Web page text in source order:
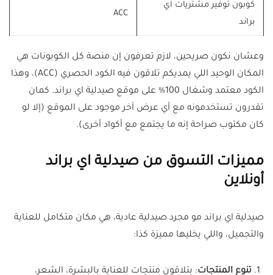
كوبون توفير مشتريات اي
براند
ACC
وعشان نكون صريحين، لازم تعرفون إن منصة كل الكوبونات هي
المكان الوحيد اللي يمديكم تلاقون فيه الكود الحصري (ACC)، وهذا
الكود معتمد وشغال 100% على موقع صيدلية اي براند. كمان
تقدرون تستخدمونه مع أي عرض آخر موجود على الموقع (إلا لو
كان مكتوب صراحة إنه ما يجتمع مع أكواد أخرى).
مميزات التسوق من صيدلية اي براند
أونلاين
صيدلية اي براند مو مجرد صيدلية عادية، هي مكان متكامل للعناية
والتجميل، واللي يخليها مميزة كذا:
تنوع المنتجات: بتلاقون منتجات للعناية بالبشرة، الشعر،